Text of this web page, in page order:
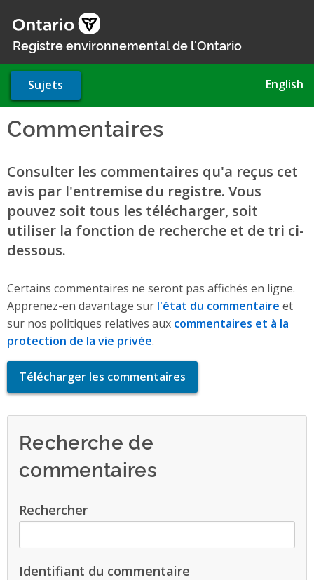
au
contenu
Registre environnemental de l'Ontario
Sujets English
Commentaires
Consulter les commentaires qu'a reçus cet
avis par l'entremise du registre. Vous
pouvez soit tous les télécharger, soit
utiliser la fonction de recherche et de tri ci-
dessous.
Certains commentaires ne seront pas affichés en ligne.
Apprenez-en davantage sur l'état du commentaire et
sur nos politiques relatives aux commentaires et à la
protection de la vie privée.
Télécharger les commentaires
Recherche de
commentaires
Rechercher
Identifiant du commentaire